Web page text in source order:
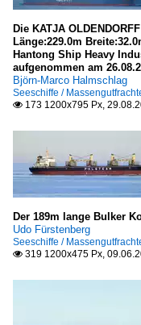
Die KATJA
Länge:229.0m
Hantong Ship Heavy
aufgenommen am
Björn-Marco Halmschlag
Seeschiffe /
 173 1200x795 Px,
Der 189m lange Bulker
Udo Fürstenberg
Seeschiffe /
 319 1200x475 Px,